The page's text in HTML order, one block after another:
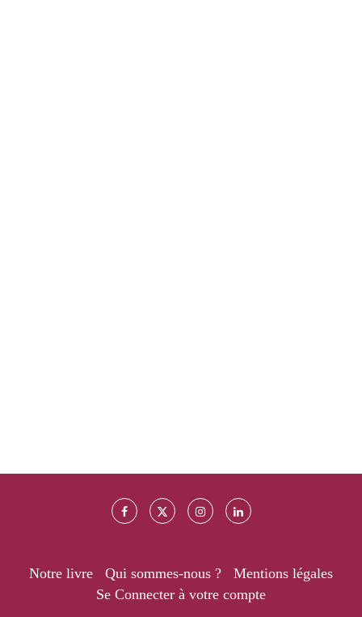
Notre livre Qui sommes-nous ?
Mentions légales
Se Connecter à votre compte